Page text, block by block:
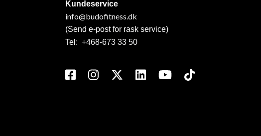
Kundeservice
info@budofitness.dk
(Send e-post for rask service)
Tel: +468-673 33 50